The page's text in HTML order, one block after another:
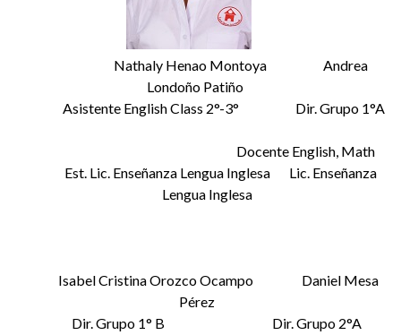
Nathaly Henao Montoya Andrea
Londoño Patiño
Asistente English Class 2°-3° Dir. Grupo 1°A
Docente English, Math
Est. Lic. Enseñanza Lengua Inglesa Lic. Enseñanza
Lengua Inglesa
Isabel Cristina Orozco Ocampo Daniel Mesa
Pérez
Dir. Grupo 1° B Dir. Grupo 2°A